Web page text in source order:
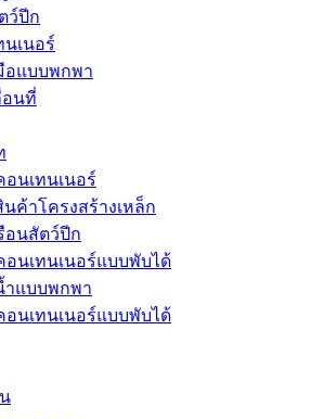
ว์ปีก
เนอร์
อแบบพกพา
อนที่
นเทนเนอร์
ค้าโครงสร้างเหล็ก
อนสัตว์ปีก
นเทนเนอร์แบบพับได้
ำแบบพกพา
นเทนเนอร์แบบพับได้